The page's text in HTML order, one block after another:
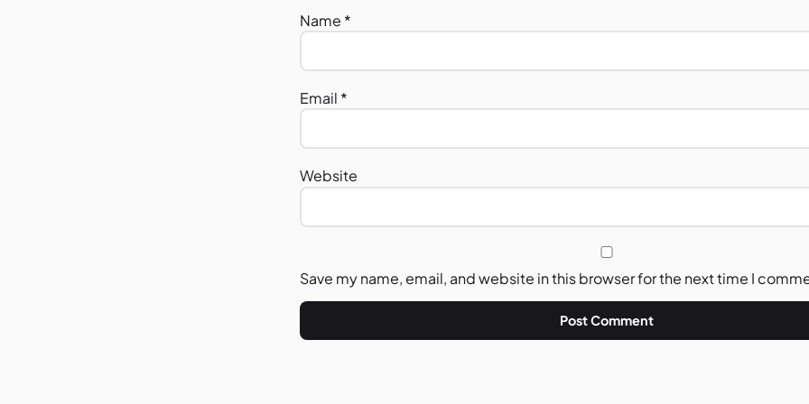
Name *
Email *
Website
Save my name, email, and website in this browser for the next time I